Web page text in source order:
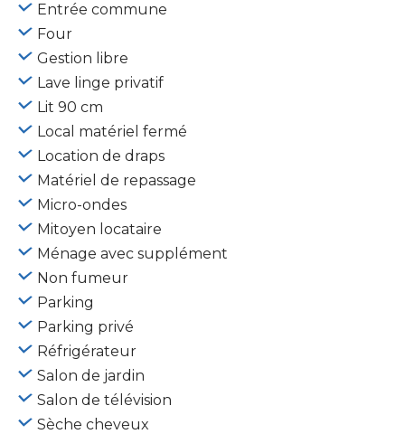
Entrée commune
Four
Gestion libre
Lave linge privatif
Lit 90 cm
Local matériel fermé
Location de draps
Matériel de repassage
Micro-ondes
Mitoyen locataire
Ménage avec supplément
Non fumeur
Parking
Parking privé
Réfrigérateur
Salon de jardin
Salon de télévision
Sèche cheveux